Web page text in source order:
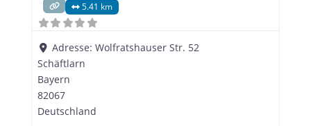
5.41 km
Adresse:Wolfratshauser Str. 52
Schäftlarn
Bayern
82067
Deutschland